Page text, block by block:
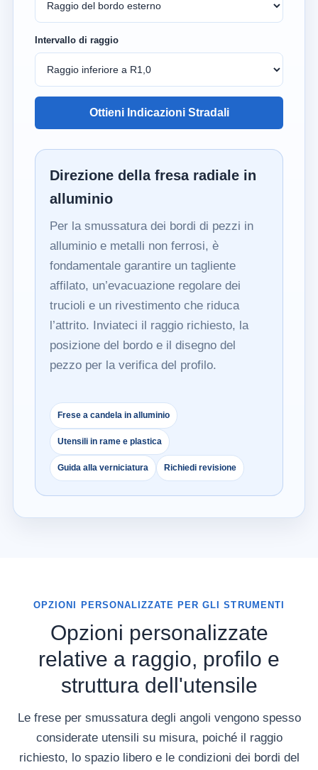
Intervallo di raggio
Ottieni Indicazioni Stradali
Direzione della fresa radiale in
alluminio
Per la smussatura dei bordi di pezzi in
alluminio e metalli non ferrosi, è
fondamentale garantire un tagliente
affilato, un’evacuazione regolare dei
trucioli e un rivestimento che riduca
l’attrito. Inviateci il raggio richiesto, la
posizione del bordo e il disegno del
pezzo per la verifica del profilo.
Frese a candela in alluminio
Utensili in rame e plastica
Guida alla verniciatura Richiedi revisione
OPZIONI PERSONALIZZATE PER GLI STRUMENTI
Opzioni personalizzate
relative a raggio, profilo e
struttura dell'utensile
Le frese per smussatura degli angoli vengono spesso
considerate utensili su misura, poiché il raggio
richiesto, lo spazio libero e le condizioni dei bordi del